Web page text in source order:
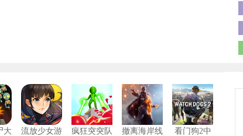
大
流放少女游
疯狂突突队
撤离海岸线
看门狗2中